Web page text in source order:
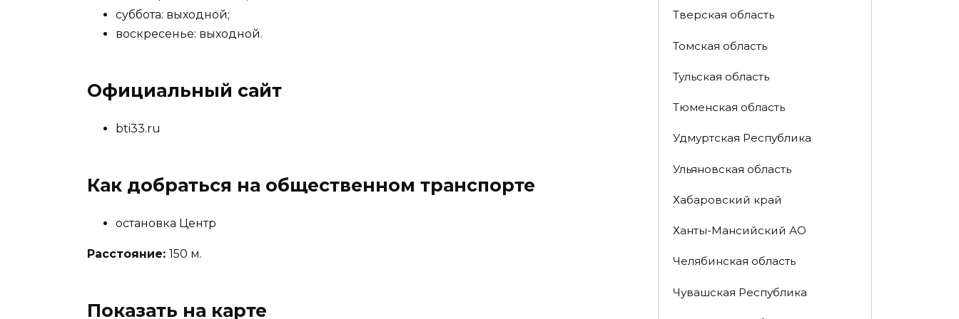
суббота: выходной;
воскресенье: выходной.
Официальный сайт
bti33.ru
Как добраться на общественном транспорте
остановка Центр
Расстояние: 150 м.
Показать на карте
Тверская область
Томская область
Тульская область
Тюменская область
Удмуртская Республика
Ульяновская область
Хабаровский край
Ханты-Мансийский АО
Челябинская область
Чувашская Республика